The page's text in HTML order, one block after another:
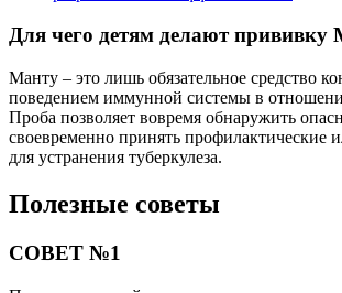
Для чего детям делают прививку
Манту – это лишь обязательное средство
поведением иммунной системы в
Проба позволяет вовремя обнаружить
своевременно принять профилактические
для устранения туберкулеза.
Полезные советы
СОВЕТ №1